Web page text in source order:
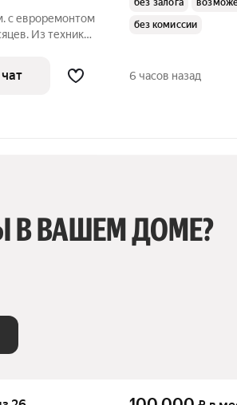
с евроремонтом
Из техники
без залога
без комиссии
6 часов назад
В ВАШЕМ ДОМЕ?